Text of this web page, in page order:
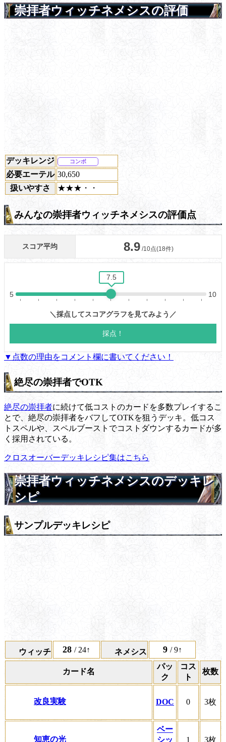
崇拝者ウィッチネメシスの評価
デッキレンジ コンボ
必要エーテル 30,650
扱いやすさ
★★★・・
みんなの崇拝者ウィッチネメシスの評価点
▼点数の理由をコメント欄に書いてください！
絶尽の崇拝者でOTK
絶尽の崇拝者に続けて低コストのカードを多数プレイするこ
とで、絶尽の崇拝者をバフしてOTKを狙うデッキ。低コス
トスペルや、スペルブーストでコストダウンするカードが多
く採用されている。
クロスオーバーデッキレシピ集はこちら
崇拝者ウィッチネメシスのデッキレ
シピ
サンプルデッキレシピ
ウィッチ 28 / 24↑ ネメシス 9 / 9↑
カード名
パッ
ク
コス
ト
枚数
改良実験 DOC 0 3枚
知恵の光
ベー
シッ
1 3枚